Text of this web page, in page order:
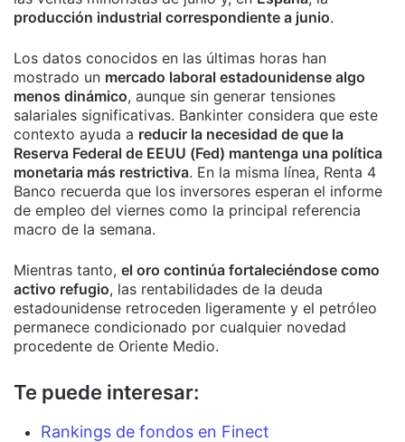
producción industrial correspondiente a junio.
Los datos conocidos en las últimas horas han
mostrado un mercado laboral estadounidense algo
menos dinámico, aunque sin generar tensiones
salariales significativas. Bankinter considera que este
contexto ayuda a reducir la necesidad de que la
Reserva Federal de EEUU (Fed) mantenga una política
monetaria más restrictiva. En la misma línea, Renta 4
Banco recuerda que los inversores esperan el informe
de empleo del viernes como la principal referencia
macro de la semana.
Mientras tanto, el oro continúa fortaleciéndose como
activo refugio, las rentabilidades de la deuda
estadounidense retroceden ligeramente y el petróleo
permanece condicionado por cualquier novedad
procedente de Oriente Medio.
Te puede interesar:
Rankings de fondos en Finect